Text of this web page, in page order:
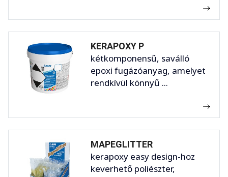
KERAPOXY P
kétkomponensű, saválló
epoxi fugázóanyag, amelyet
rendkívül könnyű ...
MAPEGLITTER
kerapoxy easy design-hoz
keverhető poliészter,